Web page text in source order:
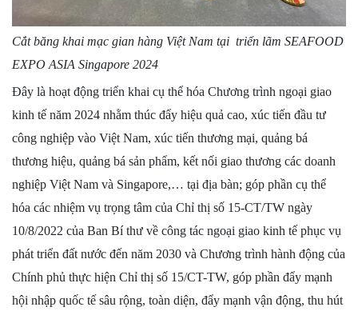
Cắt băng khai mạc gian hàng Việt Nam tại triển lãm SEAFOOD
EXPO ASIA Singapore 2024
Đây là hoạt động triển khai cụ thể hóa Chương trình ngoại giao
kinh tế năm 2024 nhằm thúc đẩy hiệu quả cao, xúc tiến đầu tư
công nghiệp vào Việt Nam, xúc tiến thương mại, quảng bá
thương hiệu, quảng bá sản phẩm, kết nối giao thương các doanh
nghiệp Việt Nam và Singapore,… tại địa bàn; góp phần cụ thể
hóa các nhiệm vụ trọng tâm của Chỉ thị số 15-CT/TW ngày
10/8/2022 của Ban Bí thư về công tác ngoại giao kinh tế phục vụ
phát triển đất nước đến năm 2030 và Chương trình hành động của
Chính phủ thực hiện Chỉ thị số 15/CT-TW, góp phần đẩy mạnh
hội nhập quốc tế sâu rộng, toàn diện, đẩy mạnh vận động, thu hút